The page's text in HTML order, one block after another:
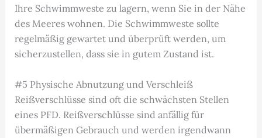
Ihre Schwimmweste zu lagern, wenn Sie in der Nähe
des Meeres wohnen. Die Schwimmweste sollte
regelmäßig gewartet und überprüft werden, um
sicherzustellen, dass sie in gutem Zustand ist.
#5 Physische Abnutzung und Verschleiß
Reißverschlüsse sind oft die schwächsten Stellen
eines PFD. Reißverschlüsse sind anfällig für
übermäßigen Gebrauch und werden irgendwann